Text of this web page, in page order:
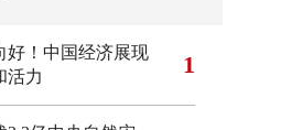
好！中国经济展现
活力
1